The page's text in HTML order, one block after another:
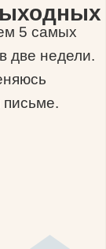
5 самых
две недели.